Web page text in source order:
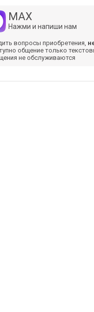
MAX
Нажми и напиши нам
вопросы приобретения,
общение только
не обслуживаются